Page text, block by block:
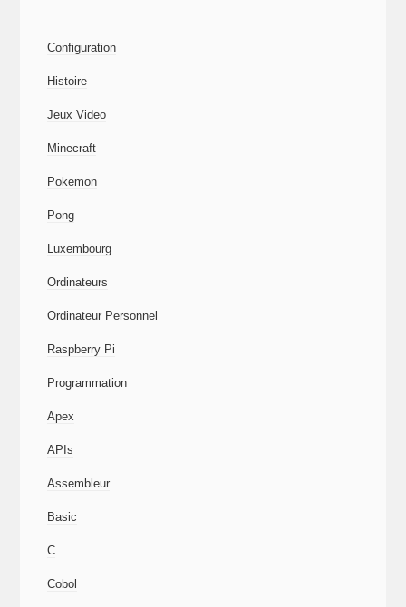
–
Communication
la
carte
en
Python
Configuration
Histoire
Jeux Video
Minecraft
Pokemon
Pong
Luxembourg
Ordinateurs
Ordinateur Personnel
Raspberry Pi
Programmation
Apex
APIs
Assembleur
Basic
C
Cobol